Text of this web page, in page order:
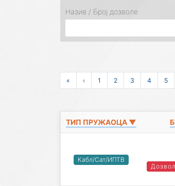
Назив / Број дозволе
« ‹ 1 2 3 4 5
ТИП ПРУЖАОЦА ▼
Кабл/Сат/ИПТВ